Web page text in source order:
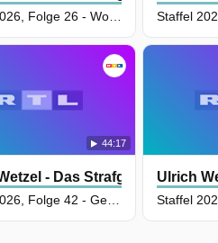
44:17
- Das StrafgerichtUlrich